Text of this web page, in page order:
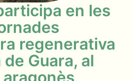
en les
regenerativa
Guara, al